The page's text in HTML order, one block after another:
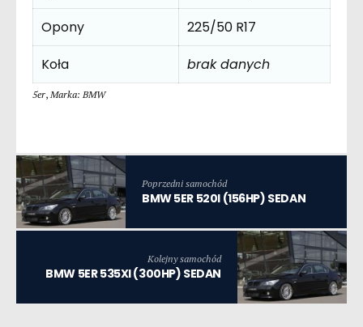
Opony
225/50 R17
Koła
brak danych
5er, Marka: BMW
Poprzedni samochód
BMW 5ER 520I (156HP) SEDAN
Kolejny samochód
BMW 5ER 535XI (300HP) SEDAN